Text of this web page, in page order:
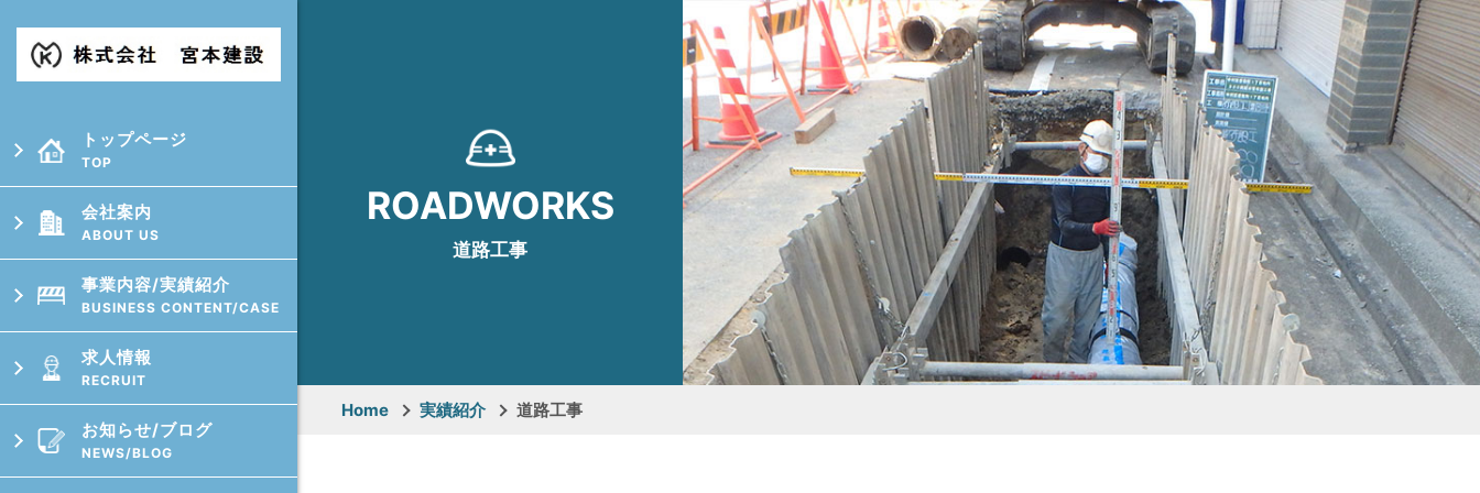
トップページ
TOP
会社案内
ABOUT US
事業内容/実績紹介
BUSINESS CONTENT/CASE
求⼈情報
RECRUIT
お知らせ/ブログ
NEWS/BLOG
ROADWORKS
道路⼯事
Home 実績紹介 道路⼯事